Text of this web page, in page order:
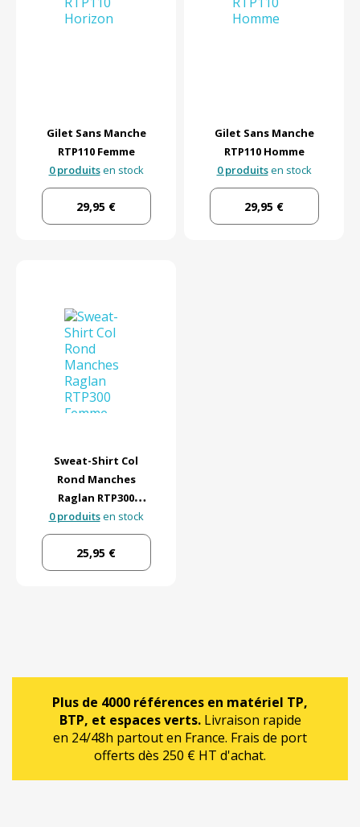
Gilet Sans Manche
RTP110 Femme
0 produitsen stock
29,95 €
Gilet Sans Manche
RTP110 Homme
0 produitsen stock
29,95 €
Sweat-Shirt Col
Rond Manches
Raglan RTP300
Femme
0 produitsen stock
25,95 €
Plus de 4000 références en matériel TP,
BTP, et espaces verts.Livraison rapide
en 24/48h partout en France. Frais de port
offerts dès 250 € HT d'achat.